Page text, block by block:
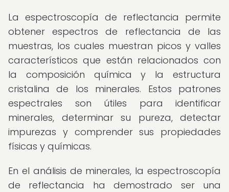
La espectroscopía de reflectancia permite
obtener espectros de reflectancia de las
muestras, los cuales muestran picos y valles
característicos que están relacionados con
la composición química y la estructura
cristalina de los minerales. Estos patrones
espectrales son útiles para identificar
minerales, determinar su pureza, detectar
impurezas y comprender sus propiedades
físicas y químicas.
En el análisis de minerales, la espectroscopía
de reflectancia ha demostrado ser una